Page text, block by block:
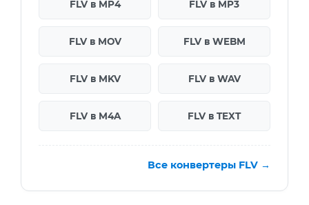
FLV в MP4 FLV в MP3
FLV в MOV FLV в WEBM
FLV в MKV FLV в WAV
FLV в M4A FLV в TEXT
Все конвертеры FLV →